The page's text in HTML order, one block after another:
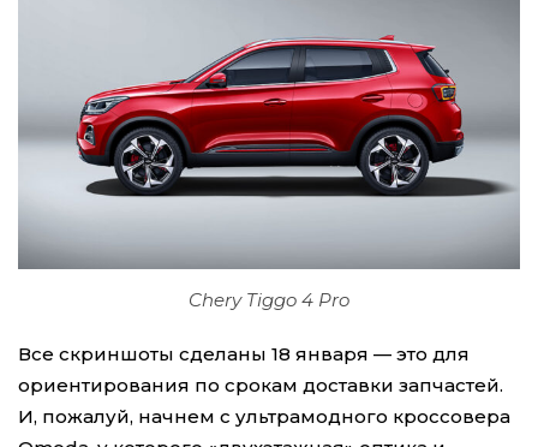
Chery Tiggo 4 Pro
Все скриншоты сделаны 18 января — это для
ориентирования по срокам доставки запчастей.
И, пожалуй, начнем с ультрамодного кроссовера